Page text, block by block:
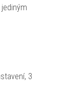
3